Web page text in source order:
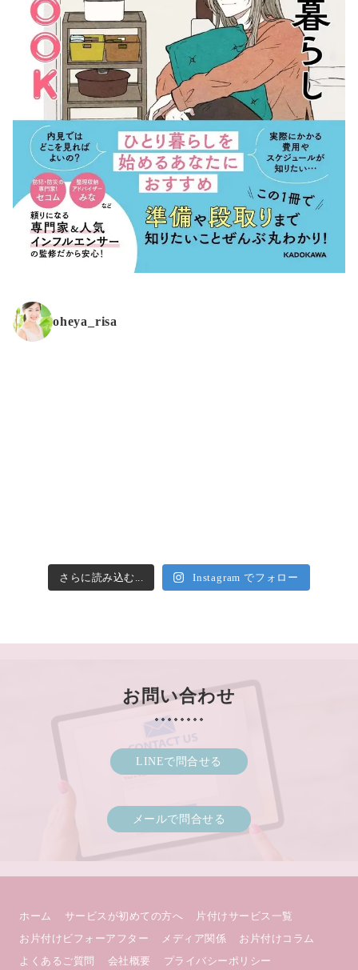
oheya_risa
さらに読み込む... Instagram でフォロー
お問い合わせ
LINEで問合せる
メールで問合せる
ホーム サービスが初めての方へ
片付けサービス一覧
お片付けビフォーアフター
メディア関係
お片付けコラム
よくあるご質問
会社概要 プライバシーポリシー